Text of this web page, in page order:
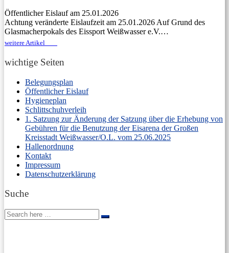
Öffentlicher Eislauf am 25.01.2026
Achtung veränderte Eislaufzeit am 25.01.2026 Auf Grund des
Glasmacherpokals des Eissport Weißwasser e.V.…
weitere Artikel
wichtige Seiten
Belegungsplan
Öffentlicher Eislauf
Hygieneplan
Schlittschuhverleih
1. Satzung zur Änderung der Satzung über die Erhebung von
Gebühren für die Benutzung der Eisarena der Großen
Kreisstadt Weißwasser/O.L. vom 25.06.2025
Hallenordnung
Kontakt
Impressum
Datenschutzerklärung
Suche
Search
for:
Search